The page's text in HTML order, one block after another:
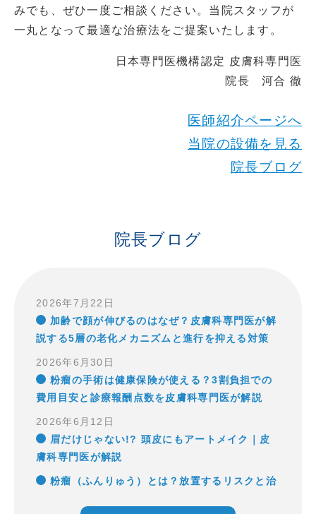
みでも、ぜひ一度ご相談ください。当院スタッフが
一丸となって最適な治療法をご提案いたします。
日本専門医機構認定 皮膚科専門医
院長 河合 徹
医師紹介ページへ
当院の設備を見る
院長ブログ
院長ブログ
2026年7月22日
加齢で顔が伸びるのはなぜ？皮膚科専門医が解
説する5層の老化メカニズムと進行を抑える対策
2026年6月30日
粉瘤の手術は健康保険が使える？3割負担での
費用目安と診療報酬点数を皮膚科専門医が解説
2026年6月12日
眉だけじゃない!? 頭皮にもアートメイク｜皮
膚科専門医が解説
粉瘤（ふんりゅう）とは？放置するリスクと治